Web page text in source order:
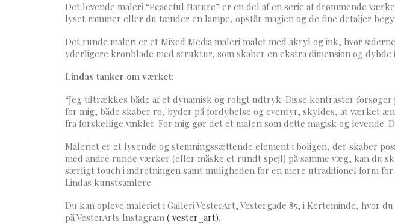
Det levende maleri “Peaceful Nature” er en del af en serie af drømmende
lyset rammer eller du tænder en lampe, opstår magien og de fine detaljer
Det runde maleri er et Mixed Media maleri malet med akryl og ink, hvor
yderligere kronblade med struktur, som skaber en ekstra dimension og dybde
Lindas tanker om værket:
“Jeg tiltrækkes både af et dynamisk og roligt udtryk. Disse kontraster
for mig, både skaber ro, byder på fordybelse og eventyr, skyldes, at værket
fra forskellige vinkler. For mig gør det et maleri som dette magisk og levende.
Maleriet er et lysende og stemningssættende element i boligen, der skaber
med andre runde værker (eller måske et rundt spejl) på samme væg, kan du
særligt touch i indretningen samt muligheden for en mere utraditionel form
Lindas kunstsamlere.
Du kan opleve maleriet i Galleri VesterArt, Vestergade 85, i Kerteminde, hvor
på VesterArts Instagram ( vester_art).